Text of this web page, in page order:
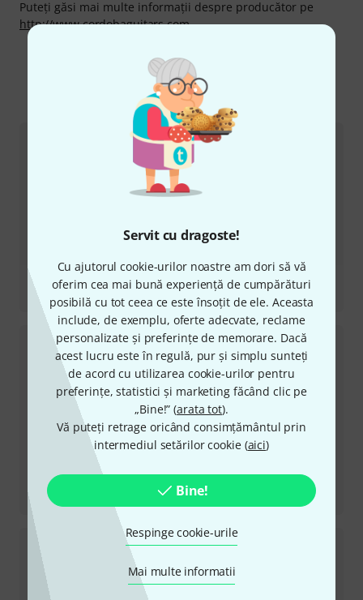
Servit cu dragoste!
Cu ajutorul cookie-urilor noastre am dori să vă
oferim cea mai bună experiență de cumpărături
posibilă cu tot ceea ce este însoțit de ele. Aceasta
include, de exemplu, oferte adecvate, reclame
personalizate și preferințe de memorare. Dacă
acest lucru este în regulă, pur și simplu sunteți
de acord cu utilizarea cookie-urilor pentru
preferințe, statistici și marketing făcând clic pe
„Bine!” (arata tot).
Vă puteți retrage oricând consimțământul prin
intermediul setărilor cookie (aici)
Bine!
Respinge cookie-urile
Mai multe informatii
Puteți găsi mai multe informații despre producător pe
http://www.cordobaguitars.com
Mai mult despre Cordoba
Recenzii
Stage Guitar Edge Burst w/Bag
Recenzii
GK Studio